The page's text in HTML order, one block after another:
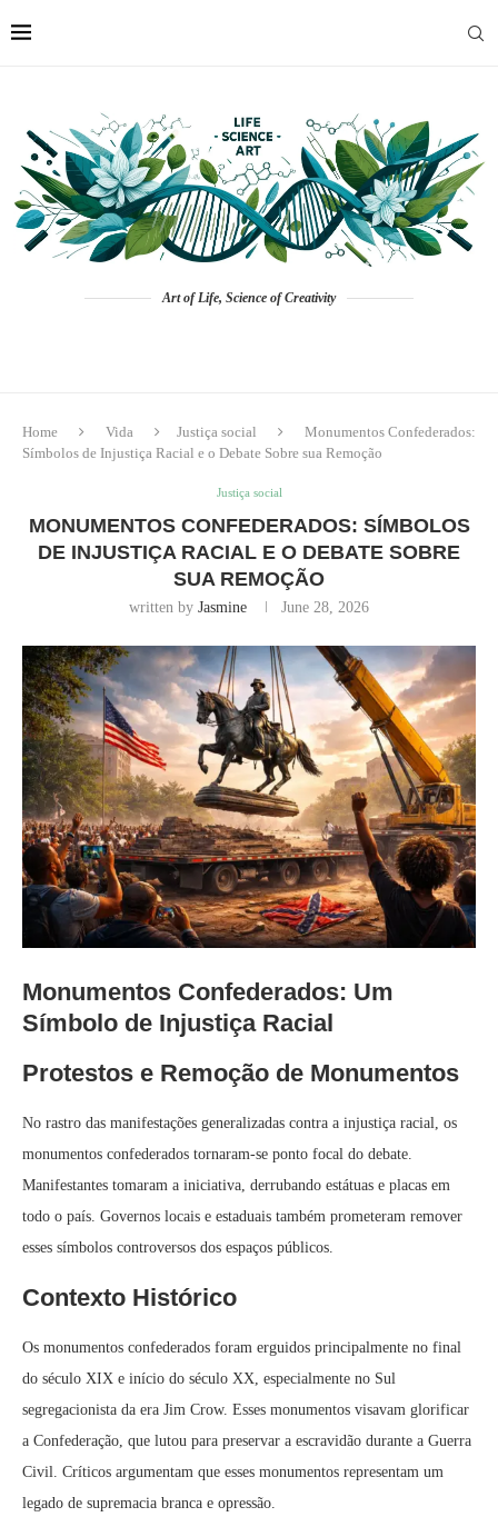
Art of Life, Science of Creativity
Home Vida Justiça social
Monumentos Confederados:
Símbolos de Injustiça Racial e o Debate Sobre sua Remoção
Justiça social
MONUMENTOS CONFEDERADOS: SÍMBOLOS
DE INJUSTIÇA RACIAL E O DEBATE SOBRE
SUA REMOÇÃO
written by Jasmine June 28, 2026
Monumentos Confederados: Um
Símbolo de Injustiça Racial
Protestos e Remoção de Monumentos
No rastro das manifestações generalizadas contra a injustiça racial, os
monumentos confederados tornaram‑se ponto focal do debate.
Manifestantes tomaram a iniciativa, derrubando estátuas e placas em
todo o país. Governos locais e estaduais também prometeram remover
esses símbolos controversos dos espaços públicos.
Contexto Histórico
Os monumentos confederados foram erguidos principalmente no final
do século XIX e início do século XX, especialmente no Sul
segregacionista da era Jim Crow. Esses monumentos visavam glorificar
a Confederação, que lutou para preservar a escravidão durante a Guerra
Civil. Críticos argumentam que esses monumentos representam um
legado de supremacia branca e opressão.